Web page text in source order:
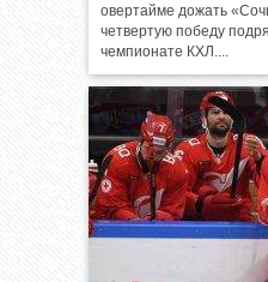
овертайме дожать
четвертую победу
чемпионате КХЛ....